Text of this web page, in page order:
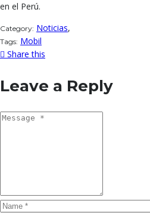
en el Perú.
Category: Noticias,
Tags: Mobil
Share this
Leave a Reply